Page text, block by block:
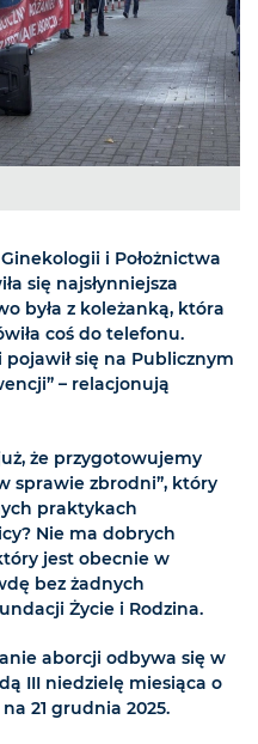
i Położnictwa
się najsłynniejsza
była z koleżanką, która
coś do telefonu.
się na Publicznym
– relacjonują
że przygotowujemy
sprawie zbrodni”, który
praktykach
Nie ma dobrych
jest obecnie w
bez żadnych
Życie i Rodzina.
aborcji odbywa się w
III niedzielę miesiąca o
21 grudnia 2025.